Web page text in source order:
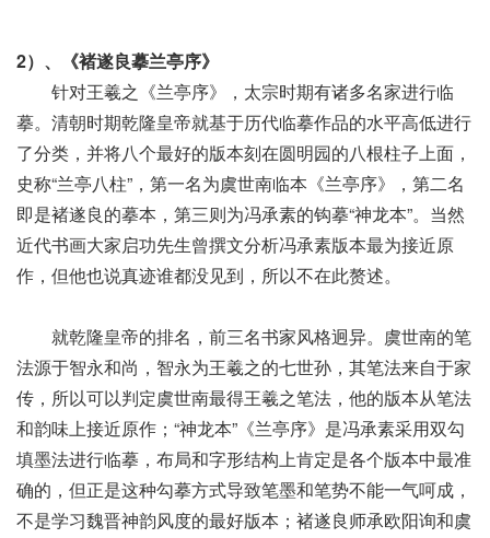
2）、《褚遂良摹兰亭序》
针对王羲之《兰亭序》，太宗时期有诸多名家进行临
摹。清朝时期乾隆皇帝就基于历代临摹作品的水平高低进行
了分类，并将八个最好的版本刻在圆明园的八根柱子上面，
史称“兰亭八柱”，第一名为虞世南临本《兰亭序》，第二名
即是褚遂良的摹本，第三则为冯承素的钩摹“神龙本”。当然
近代书画大家启功先生曾撰文分析冯承素版本最为接近原
作，但他也说真迹谁都没见到，所以不在此赘述。
就乾隆皇帝的排名，前三名书家风格迥异。虞世南的笔
法源于智永和尚，智永为王羲之的七世孙，其笔法来自于家
传，所以可以判定虞世南最得王羲之笔法，他的版本从笔法
和韵味上接近原作；“神龙本”《兰亭序》是冯承素采用双勾
填墨法进行临摹，布局和字形结构上肯定是各个版本中最准
确的，但正是这种勾摹方式导致笔墨和笔势不能一气呵成，
不是学习魏晋神韵风度的最好版本；褚遂良师承欧阳询和虞